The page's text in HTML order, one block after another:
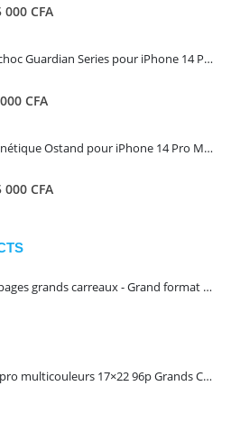
CFA.
000 CFA
Coque antichoc Guardian Series pour iPhone 14 Pro Max - TORRAS
:
CFA.
CFA
000 CFA.
Coque Magnétique Ostand pour iPhone 14 Pro Max - Violet Foncé - TORRAS
:
CFA.
000 CFA
000 CFA.
Cahier 192 pages grands carreaux - Grand format - Brochure dos toilé - 24x32 cm - Papier blanc 90 g - Couverture carte pelliculée couleur aléatoire - Clairefontaine
Cahier Polypro multicouleurs 17×22 96p Grands Carreaux Séyès 90g - CALLIGRAPHE